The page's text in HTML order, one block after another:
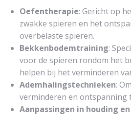
Oefentherapie: Gericht op
zwakke spieren en het
overbelaste spieren.
Bekkenbodemtraining:
voor de spieren rondom het
helpen bij het verminderen
Ademhalingstechnieken:
verminderen en ontspanning
Aanpassingen in houding